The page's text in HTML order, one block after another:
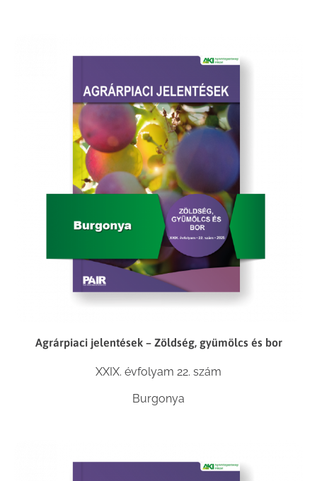
Agrárpiaci jelentések – Zöldség, gyümölcs és bor
XXIX. évfolyam 22. szám
Burgonya